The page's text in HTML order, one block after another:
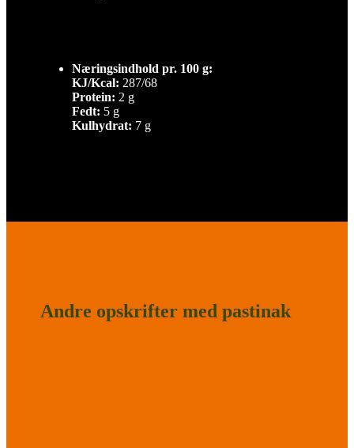
Næringsindhold pr. 100 g:
KJ/Kcal: 287/68
Protein: 2 g
Fedt: 5 g
Kulhydrat: 7 g
Andre opskrifter med pastinak